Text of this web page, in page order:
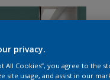
privacy.
All Cookies”, you agree to
site usage, and assist in our